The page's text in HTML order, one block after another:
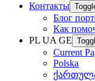
Контакты
Блог
Как
PL UA GE
Current
Polska